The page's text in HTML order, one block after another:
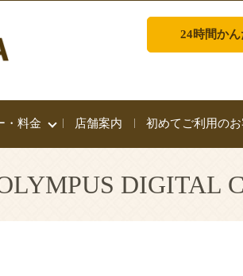
24時間か
・料金 店舗案内 初めてご利用の
DIGITAL